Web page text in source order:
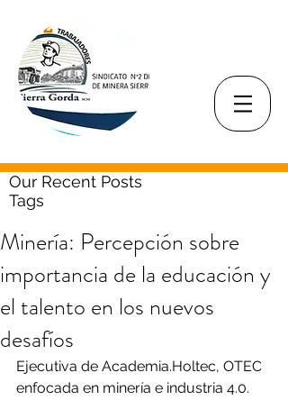
Our Recent Posts
Tags
Minería: Percepción sobre
importancia de la educación y
el talento en los nuevos
desafíos
Ejecutiva de Academia.Holtec, OTEC
enfocada en minería e industria 4.0.